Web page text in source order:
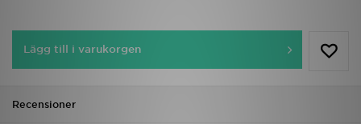
Lägg till i varukorgen
Recensioner